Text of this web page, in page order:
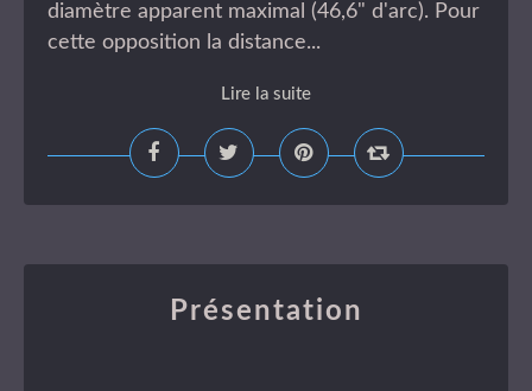
diamètre apparent maximal (46,6" d'arc). Pour
cette opposition la distance...
Lire la suite
Présentation